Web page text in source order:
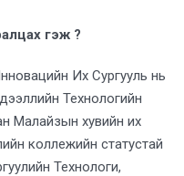
гэж ?
Их Сургууль нь
Технологийн
Малайзын хувийн их
коллежийн статустай
Технологи,